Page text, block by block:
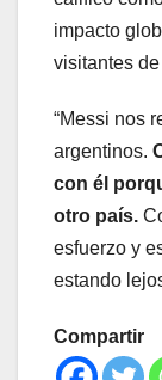
impacto
visitantes
“Messi nos
argentinos.
con él
otro país.
esfuerzo y
estando
Compartir